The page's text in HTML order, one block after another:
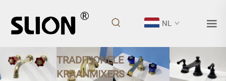
NL
TRADITIONELE
KRAANMIXERS